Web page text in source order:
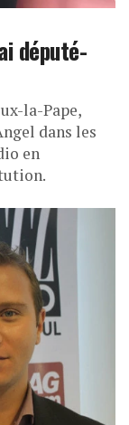
député-
la-Pape,
dans les
en